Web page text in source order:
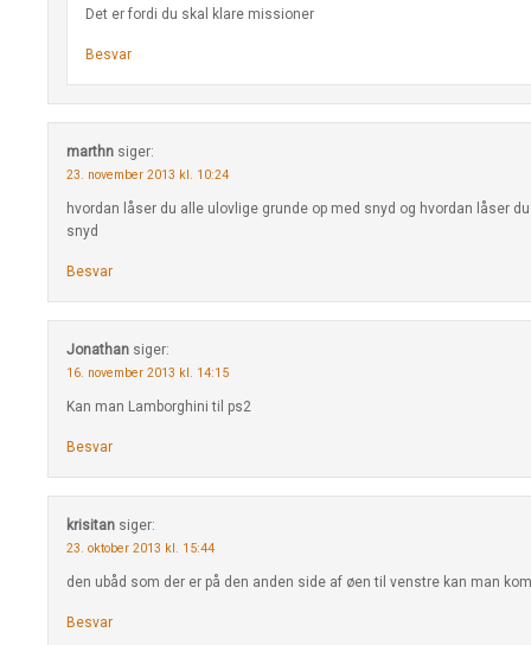
Det er fordi du skal klare missioner
Besvar
marthn siger:
23. november 2013 kl. 10:24
hvordan låser du alle ulovlige grunde op med snyd og hvordan låser
snyd
Besvar
Jonathan siger:
16. november 2013 kl. 14:15
Kan man Lamborghini til ps2
Besvar
krisitan siger:
23. oktober 2013 kl. 15:44
den ubåd som der er på den anden side af øen til venstre kan man
Besvar